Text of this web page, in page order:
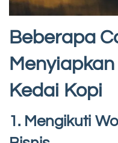
Beberapa
Kedai Kopi
1. Mengikuti